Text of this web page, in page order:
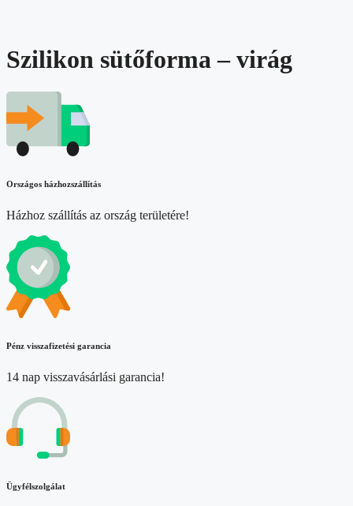
Szilikon sütőforma – virág
Országos házhozszállítás
Házhoz szállítás az ország területére!
Pénz visszafizetési garancia
14 nap visszavásárlási garancia!
Ügyfélszolgálat